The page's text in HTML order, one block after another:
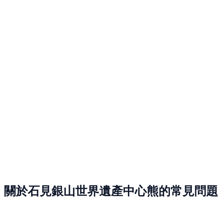
關於石見銀山世界遺產中心熊的常見問題